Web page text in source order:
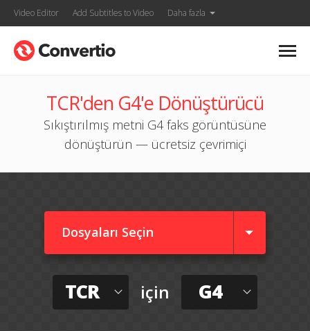
Video Editor Add Subtitles to Video Daha fazla
TCR'den G4'e Dönüştürücü
Sıkıştırılmış metni G4 faks görüntüsüne
dönüştürün — ücretsiz çevrimiçi
Dosyaları Seçin
TCR için G4